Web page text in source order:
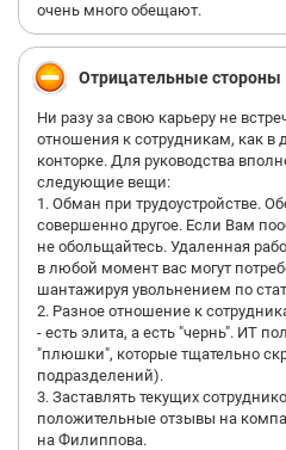
очень много обещают.
Отрицательные стороны
Ни разу за свою карьеру не
отношения к сотрудникам, как в
конторке. Для руководства
следующие вещи:
1. Обман при трудоустройстве.
совершенно другое. Если Вам
не обольщайтесь. Удаленная
в любой момент вас могут
шантажируя увольнением по
2. Разное отношение к
- есть элита, а есть "чернь". ИТ
"плюшки", которые тщательно
подразделений).
3. Заставлять текущих
положительные отзывы на
на Филиппова.